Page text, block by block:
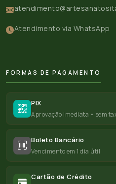
Atendimento via WhatsApp
FORMAS DE PAGAMENTO
PIX
Aprovação imediata • sem
Boleto Bancário
Vencimento em 1 dia útil
Cartão de Crédito